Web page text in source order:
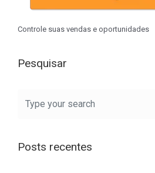
Controle suas vendas e oportunidades
Pesquisar
Posts recentes